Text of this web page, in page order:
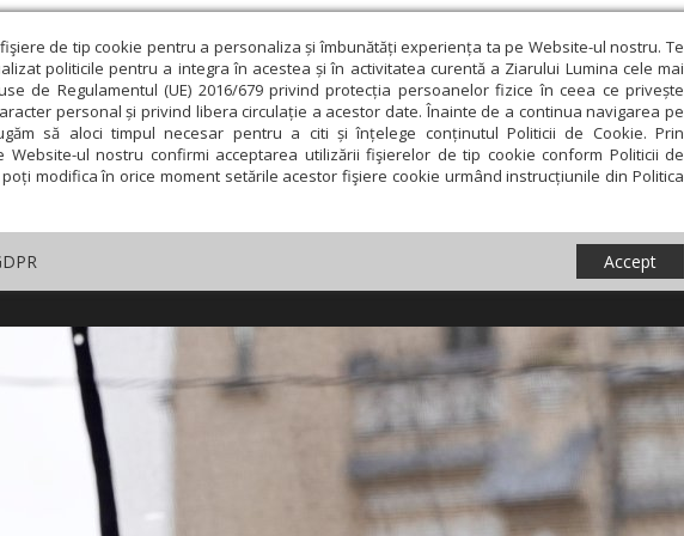
de tip cookie pentru a personaliza și îmbunătăți experiența ta pe Website-ul nostru. Te
politicile pentru a integra în acestea și în activitatea curentă a Ziarului Lumina cele mai
de Regulamentul (UE) 2016/679 privind protecția persoanelor fizice în ceea ce privește
personal și privind libera circulație a acestor date. Înainte de a continua navigarea pe
să aloci timpul necesar pentru a citi și înțelege conținutul Politicii de Cookie. Prin
Website-ul nostru confirmi acceptarea utilizării fişierelor de tip cookie conform Politicii de
modifica în orice moment setările acestor fişiere cookie urmând instrucțiunile din Politica
Accept